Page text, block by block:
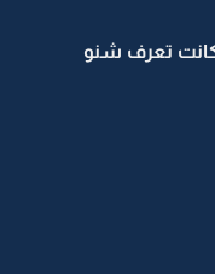
تعرف شنو